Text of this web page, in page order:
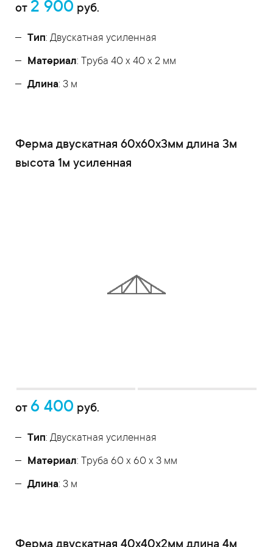
от 2 900 руб.
Тип: Двускатная усиленная
Материал: Труба 40 x 40 x 2 мм
Длина: 3 м
Ферма двускатная 60x60x3мм длина 3м
высота 1м усиленная
от 6 400 руб.
Тип: Двускатная усиленная
Материал: Труба 60 x 60 x 3 мм
Длина: 3 м